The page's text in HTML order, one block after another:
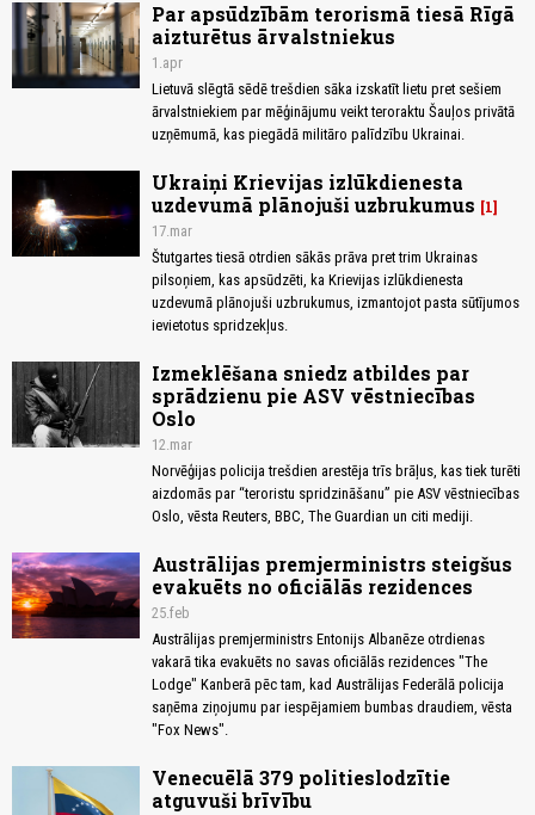
Par apsūdzībām terorismā tiesā Rīgā
aizturētus ārvalstniekus
1.apr
Lietuvā slēgtā sēdē trešdien sāka izskatīt lietu pret sešiem
ārvalstniekiem par mēģinājumu veikt teroraktu Šauļos privātā
uzņēmumā, kas piegādā militāro palīdzību Ukrainai.
Ukraiņi Krievijas izlūkdienesta
uzdevumā plānojuši uzbrukumus
1
17.mar
Štutgartes tiesā otrdien sākās prāva pret trim Ukrainas
pilsoņiem, kas apsūdzēti, ka Krievijas izlūkdienesta
uzdevumā plānojuši uzbrukumus, izmantojot pasta sūtījumos
ievietotus spridzekļus.
Izmeklēšana sniedz atbildes par
sprādzienu pie ASV vēstniecības
Oslo
12.mar
Norvēģijas policija trešdien arestēja trīs brāļus, kas tiek turēti
aizdomās par “teroristu spridzināšanu” pie ASV vēstniecības
Oslo, vēsta Reuters, BBC, The Guardian un citi mediji.
Austrālijas premjerministrs steigšus
evakuēts no oficiālās rezidences
25.feb
Austrālijas premjerministrs Entonijs Albanēze otrdienas
vakarā tika evakuēts no savas oficiālās rezidences "The
Lodge" Kanberā pēc tam, kad Austrālijas Federālā policija
saņēma ziņojumu par iespējamiem bumbas draudiem, vēsta
"Fox News".
Venecuēlā 379 politieslodzītie
atguvuši brīvību